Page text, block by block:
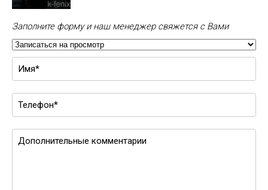
Заполните форму и наш менеджер свяжется с Вами